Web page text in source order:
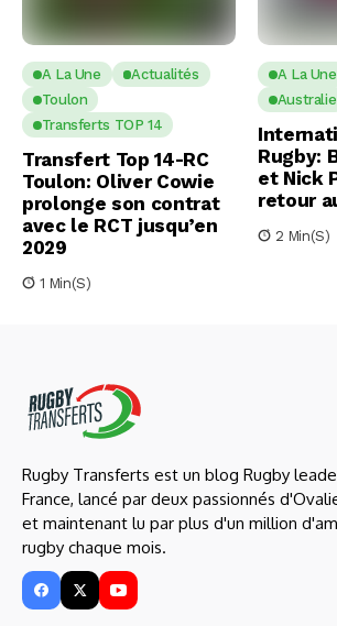
A La Une
Actualités
Toulon
Transferts TOP 14
Transfert Top 14-RC
Toulon: Oliver Cowie
prolonge son contrat
avec le RCT jusqu’en
2029
1 Min(s)
A La Une
Australie
Rugby:
et Nick
retour
2 Min(s)
Rugby Transferts est un blog Rugby
France, lancé par deux passionnés
et maintenant lu par plus d'un million
rugby chaque mois.